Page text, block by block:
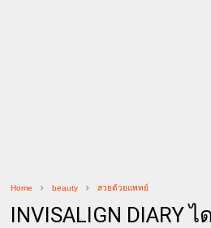
Home beauty สวยด้วยแพทย์
INVISALIGN DIARY